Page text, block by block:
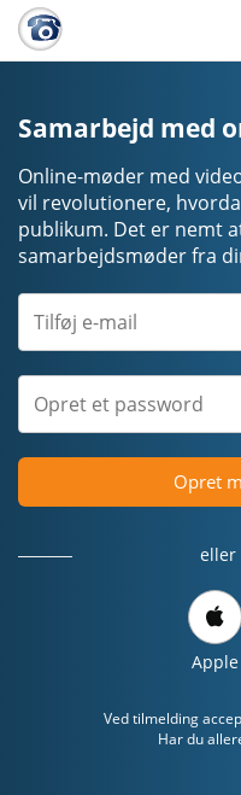
Samarbejd med
Online-møder med
vil revolutionere,
publikum. Det er nemt
samarbejdsmøder fra
Opret
eller
Apple
Ved tilmelding
Har du